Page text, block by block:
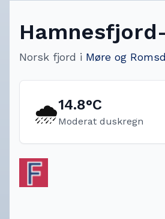
Norsk fjord i Møre og
🌧️14.8°C
Moderat duskregn